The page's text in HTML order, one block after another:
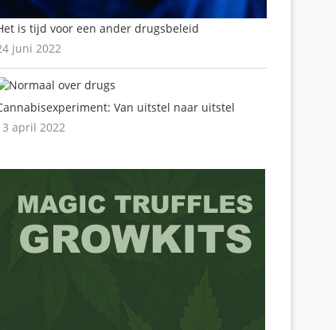
is tijd voor een ander drugsbeleid
juni 2022
Van uitstel naar uitstel
april 2022